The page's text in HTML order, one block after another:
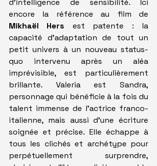
d'intelligence de sensibilité. Ici
Mikhaël Hers est patente : la
capacité d'adaptation de tout un
petit univers à un nouveau status-
quo intervenu après un aléa
imprévisible, est particulièrement
brillante. Valeria est Sandra,
personnage qui bénéficie à la fois du
talent immense de l'actrice franco-
italienne, mais aussi d'une écriture
soignée et précise. Elle échappe à
tous les clichés et archétype pour
perpétuellement surprendre,